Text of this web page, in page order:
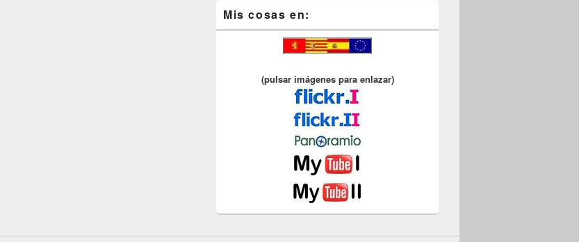
Mis cosas en:
(pulsar imágenes para enlazar)